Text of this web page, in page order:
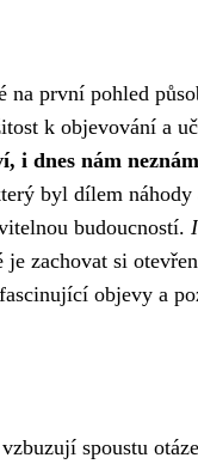
na první pohled
k objevování a
i dnes nám
byl dílem
budoucností.
je zachovat si
objevy a
spoustu